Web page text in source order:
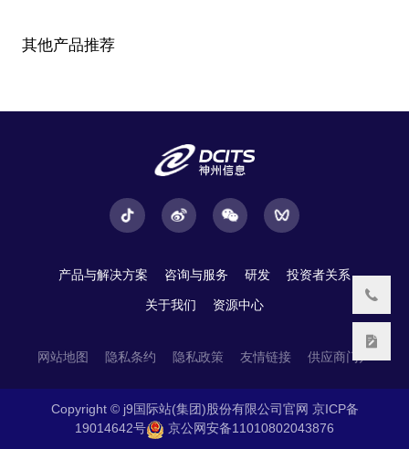
其他产品推荐
产品与解决方案 咨询与服务 研发 投资者关系
关于我们 资源中心
网站地图 隐私条约 隐私政策 友情链接 供应商门户
Copyright © j9国际站(集团)股份有限公司官网 京ICP备
19014642号
京公网安备11010802043876